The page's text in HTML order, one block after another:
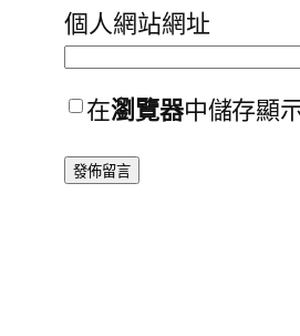
個人網站網址
在瀏覽器中儲存顯